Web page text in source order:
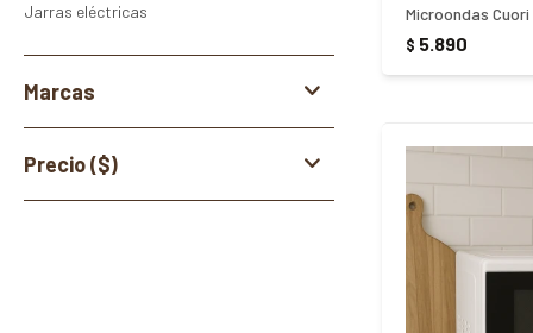
Microondas
$ 5.890
Jarras eléctricas
Marcas
Precio($)